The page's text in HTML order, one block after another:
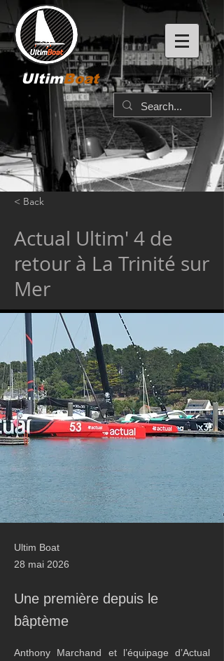
UltimBoat
< Back
Actual Ultim' 4 de
retour à La Trinité sur
Mer
Ultim Boat
28 mai 2026
Une première depuis le
bâptème
Anthony Marchand et l’équipage d’Actual